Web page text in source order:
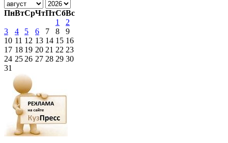
ПнВтСрЧтПтСбВс
1
2
3
4 5 6 7 8
9
10 11 12 13 14 15 16
17 18 19 20 21 22 23
24 25 26 27 28 29 30
31